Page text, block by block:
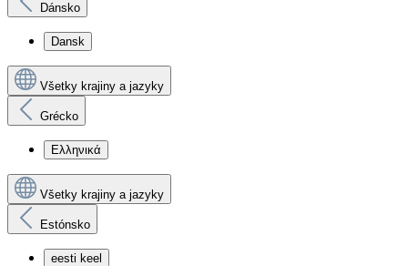
Dánsko
Dansk
Všetky krajiny a jazyky
Grécko
Ελληνικά
Všetky krajiny a jazyky
Estónsko
eesti keel